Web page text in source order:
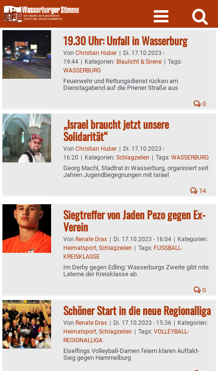
Skip
to
content
19.30 Uhr: Unfall in Wasserburg
Von Christian Huber | Di. 17.10.2023 -
19:44 | Kategorien: Blaulicht & Sirene | Tags:
WASSERBURG
Feuerwehr und Rettungsdienst rücken am
Dienstagabend auf die Priener Straße aus
0
„Israel braucht jetzt unsere
Solidarität“
Von Christian Huber | Di. 17.10.2023 -
16:20 | Kategorien: Schlagzeilen | Tags: WASSERBURG
Georg Machl, Stadtrat in Wasserburg, organisiert seit
Jahren Jugendbegegnungen mit Israel
14
Siegtreffer von Jaden Pezo gegen Ex-
Verein
Von Renate Drax | Di. 17.10.2023 - 16:04 | Kategorien:
Heimatsport, Schlagzeilen | Tags: FUSSBALL-
KREISKLASSE
Im Derby gegen Edling: Wasserburgs Zweite gibt rote
Laterne der Kreisklasse ab
0
Schöner Start in die neue Regionalliga
Von Renate Drax | Di. 17.10.2023 - 15:36 | Kategorien:
Heimatsport, Schlagzeilen | Tags: VOLLEYBALL-
REGIONALLIGA
Eiselfings Volleyball-Damen feiern klaren Auftakt-
Sieg gegen Hammelburg